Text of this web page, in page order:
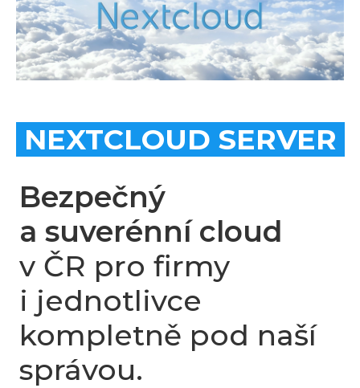
NEXTCLOUD SERVER
Bezpečný
a suverénní cloud
v ČR pro firmy
i jednotlivce
kompletně pod naší
správou.